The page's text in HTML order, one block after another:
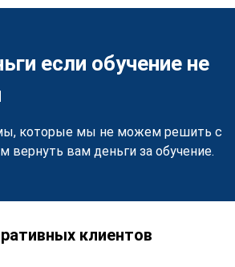
если обучение не
которые мы не можем решить с
вам деньги за обучение.
клиентов